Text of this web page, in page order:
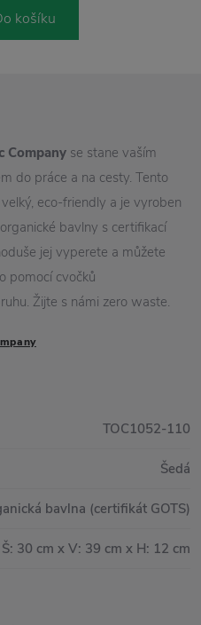
košíku
Company se stane vaším
do práce a na cesty. Tento
eco-friendly a je vyroben
bavlny s certifikací
jej vyperete a můžete
pomocí cvočků
Žijte s námi zero waste.
TOC1052-110
Šedá
bavlna (certifikát GOTS)
Š: 30 cm x V: 39 cm x H: 12 cm